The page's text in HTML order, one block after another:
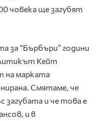
човека ще загубят
за “Бърбъри” години
Кейт
на марката
Смятаме, че
загубата и че това е
и в